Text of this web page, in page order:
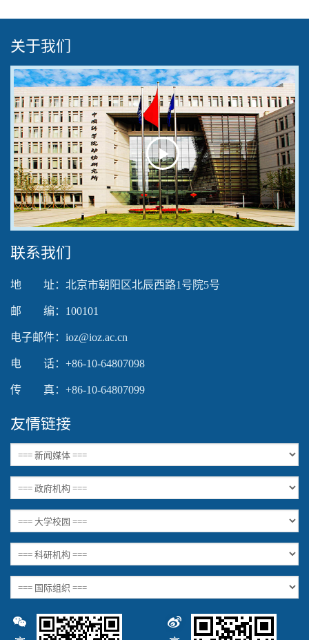
关于我们
Play
Video
联系我们
地 址：北京市朝阳区北辰西路1号院5号
邮 编：100101
电子邮件：ioz@ioz.ac.cn
电 话：+86-10-64807098
传 真：+86-10-64807099
友情链接